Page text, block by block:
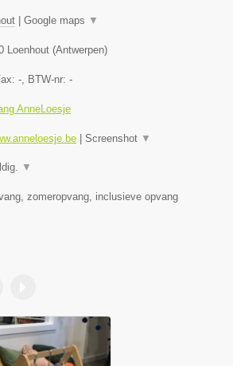
| Google maps ▼
Loenhout (Antwerpen)
- , BTW-nr: -
AnneLoesje
| Screenshot ▼
▼
zomeropvang, inclusieve opvang